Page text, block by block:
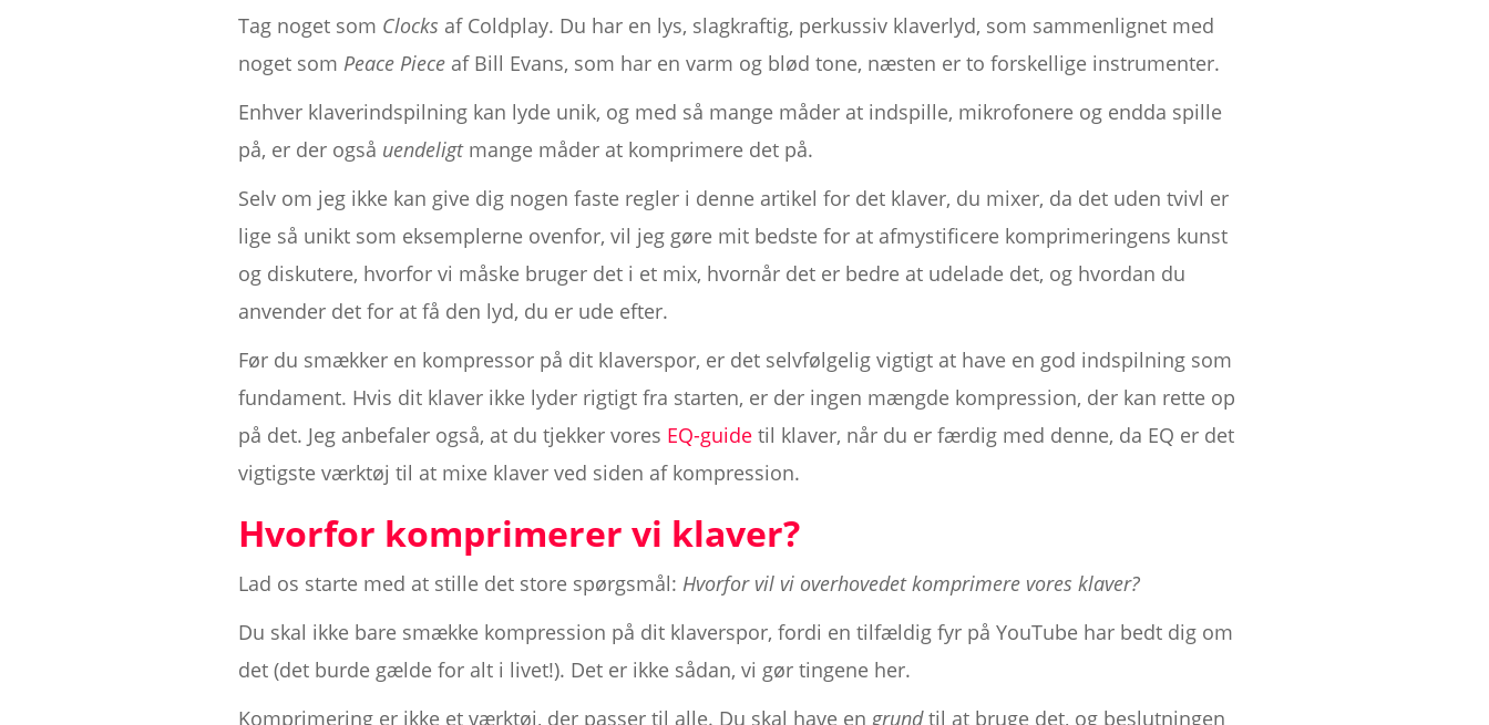
Tag noget som Clocks af Coldplay. Du har en lys, slagkraftig, perkussiv klaverlyd, som sammenlignet med
noget som Peace Piece af Bill Evans, som har en varm og blød tone, næsten er to forskellige instrumenter.
Enhver klaverindspilning kan lyde unik, og med så mange måder at indspille, mikrofonere og endda spille
på, er der også uendeligtmange måder at komprimere det på.
Selv om jeg ikke kan give dig nogen faste regler i denne artikel for det klaver, du mixer, da det uden tvivl er
lige så unikt som eksemplerne ovenfor, vil jeg gøre mit bedste for at afmystificere komprimeringens kunst
og diskutere, hvorfor vi måske bruger det i et mix, hvornår det er bedre at udelade det, og hvordan du
anvender det for at få den lyd, du er ude efter.
Før du smækker en kompressor på dit klaverspor, er det selvfølgelig vigtigt at have en god indspilning som
fundament. Hvis dit klaver ikke lyder rigtigt fra starten, er der ingen mængde kompression, der kan rette op
på det. Jeg anbefaler også, at du tjekker vores EQ-guide til klaver, når du er færdig med denne, da EQ er det
vigtigste værktøj til at mixe klaver ved siden af kompression.
Hvorfor komprimerer vi klaver?
Lad os starte med at stille det store spørgsmål: Hvorfor vil vi overhovedet komprimere vores klaver?
Du skal ikke bare smække kompression på dit klaverspor, fordi en tilfældig fyr på YouTube har bedt dig om
det (det burde gælde for alt i livet!). Det er ikke sådan, vi gør tingene her.
Komprimering er ikke et værktøj, der passer til alle. Du skal have engrundtil at bruge det, og beslutningen